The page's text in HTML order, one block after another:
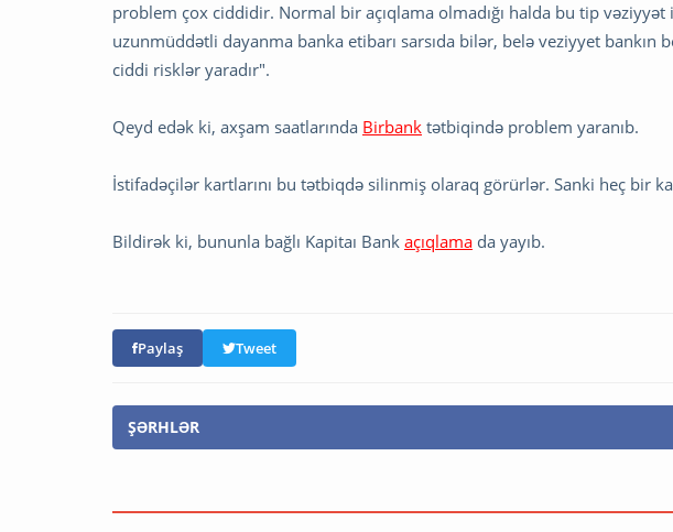
problem çox ciddidir. Normal bir açıqlama olmadığı halda bu tip vəziyyət
uzunmüddətli dayanma banka etibarı sarsıda bilər, belə veziyyet bankın
ciddi risklər yaradır".
Qeyd edək ki, axşam saatlarında Birbank tətbiqində problem yaranıb.
İstifadəçilər kartlarını bu tətbiqdə silinmiş olaraq görürlər. Sanki heç bir
Bildirək ki, bununla bağlı Kapitaı Bank açıqlama da yayıb.
Paylaş Tweet
ŞƏRHLƏR